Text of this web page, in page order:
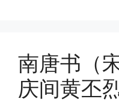
南唐书（
庆间黄丕